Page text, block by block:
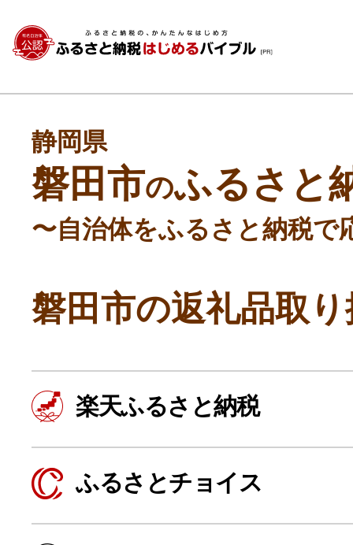
静岡県
磐田市のふるさと
〜自治体をふるさと納税で
磐田市の返礼品取
楽天ふるさと納税
ふるさとチョイス